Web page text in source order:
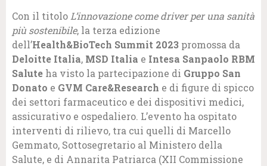
Con il titolo L’innovazione come driver per una sanità
più sostenibile, la terza edizione
dell’Health&BioTech Summit 2023 promossa da
Deloitte Italia, MSD Italia e Intesa Sanpaolo RBM
Salute ha visto la partecipazione di Gruppo San
Donato e GVM Care&Research e di figure di spicco
dei settori farmaceutico e dei dispositivi medici,
assicurativo e ospedaliero. L’evento ha ospitato
interventi di rilievo, tra cui quelli di Marcello
Gemmato, Sottosegretario al Ministero della
Salute, e di Annarita Patriarca (XII Commissione